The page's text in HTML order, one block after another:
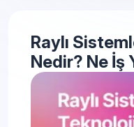
Raylı
Nedir? Ne İş